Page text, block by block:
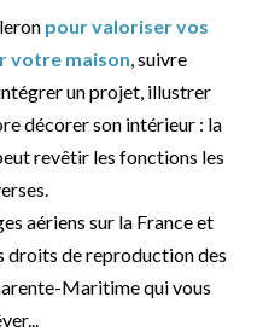
pour valoriser vos
votre maison, suivre
intégrer un projet, illustrer
décorer son intérieur : la
revêtir les fonctions les
aériens sur la France et
droits de reproduction des
Maritime qui vous